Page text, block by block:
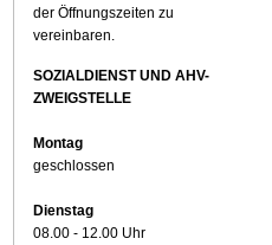
der Öffnungszeiten zu
vereinbaren.
SOZIALDIENST UND AHV-
ZWEIGSTELLE
Montag
geschlossen
Dienstag
08.00 - 12.00 Uhr